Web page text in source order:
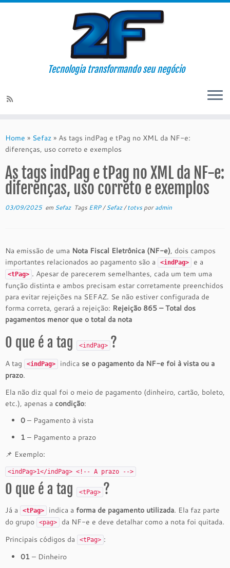
content
Tecnologia transformando seu negócio
Home » Sefaz » As tags indPag e tPag no XML da NF-e:
diferenças, uso correto e exemplos
As tags indPag e tPag no XML da NF-e:
diferenças, uso correto e exemplos
03/09/2025em Sefaz Tags ERP/Sefaz/totvsporadmin
Na emissão de uma Nota Fiscal Eletrônica (NF-e), dois campos
importantes relacionados ao pagamento são a
<indPag> e a
<tPag> . Apesar de parecerem semelhantes, cada um tem uma
função distinta e ambos precisam estar corretamente preenchidos
para evitar rejeições na SEFAZ. Se não estiver configurada de
forma correta, gerará a rejeição: Rejeição 865 – Total dos
pagamentos menor que o total da nota
O que é a tag <indPag> ?
A tag <indPag> indica se o pagamento da NF-e foi à vista ou a
prazo.
Ela não diz qual foi o meio de pagamento (dinheiro, cartão, boleto,
etc.), apenas a condição:
0 – Pagamento à vista
1 – Pagamento a prazo
📌 Exemplo:
<indPag>1</indPag> <!-- A prazo -->
O que é a tag <tPag> ?
Já a <tPag> indica a forma de pagamento utilizada. Ela faz parte
do grupo
<pag>
da NF-e e deve detalhar como a nota foi quitada.
Principais códigos da
<tPag> :
01 – Dinheiro